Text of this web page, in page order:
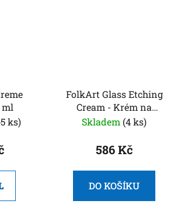
ml
ks)
FolkArt Glass Etching
Cream - Krém na
leptání skla 169 gr
Skladem (4 ks)
586 Kč
DO KOŠÍKU